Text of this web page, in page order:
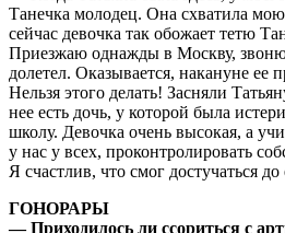
Танечка молодец. Она схватила мою
сейчас девочка так обожает тетю
Приезжаю однажды в Москву, звоню
долетел. Оказывается, накануне
Нельзя этого делать! Засняли
нее есть дочь, у которой была
школу. Девочка очень высокая, а
у нас у всех, проконтролировать
Я счастлив, что смог достучаться
ГОНОРАРЫ
— Приходилось ли ссориться с